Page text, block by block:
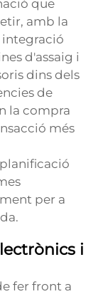
que
amb la
integració
d'assaig i
dins dels
de
la compra
més
per a
i
fer front a